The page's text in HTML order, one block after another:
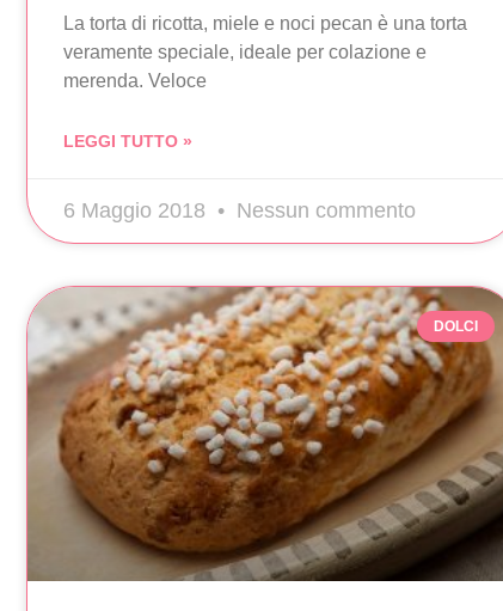
La torta di ricotta, miele e noci pecan è una torta
veramente speciale, ideale per colazione e
merenda. Veloce
LEGGI TUTTO »
6 Maggio 2018 Nessun commento
DOLCI